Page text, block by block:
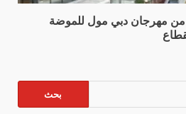
من مهرجان دبي مول للموضة